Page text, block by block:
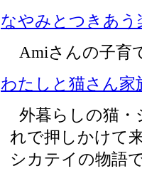
なやみとつきあう
Amiさんの子育
わたしと猫さん家
外暮らしの猫
れで押しかけて
シカテイの物語